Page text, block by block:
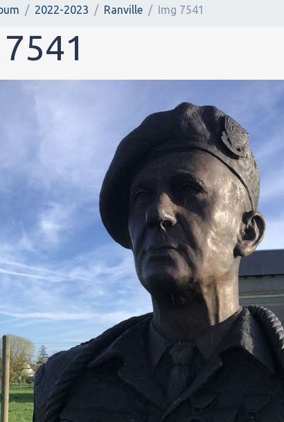
2022-2023 Ranville Img 7541